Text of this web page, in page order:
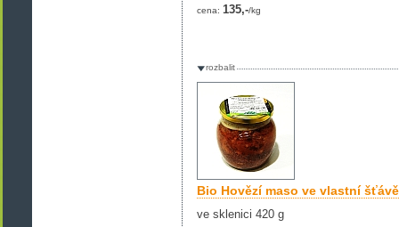
cena: 135,-/kg
rozbalit
Bio Hovězí maso ve vlastní šťávě
ve sklenici 420 g